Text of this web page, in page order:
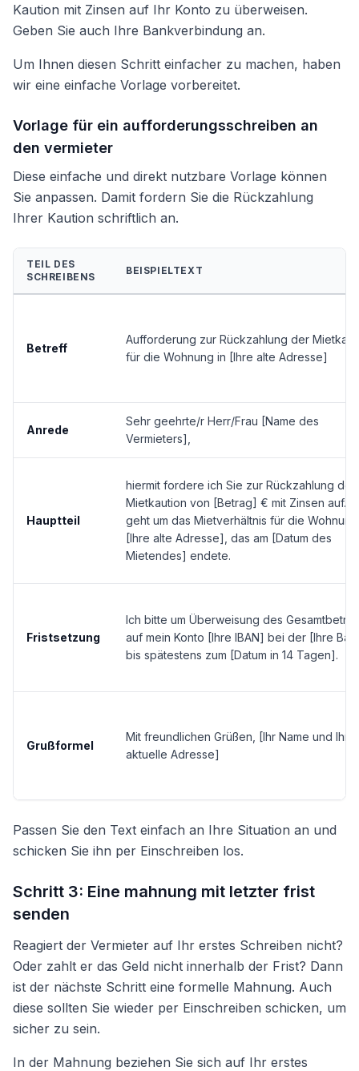
Kaution mit Zinsen auf Ihr Konto zu überweisen.
Geben Sie auch Ihre Bankverbindung an.
Um Ihnen diesen Schritt einfacher zu machen, haben
wir eine einfache Vorlage vorbereitet.
Vorlage für ein aufforderungsschreiben an
den vermieter
Diese einfache und direkt nutzbare Vorlage können
Sie anpassen. Damit fordern Sie die Rückzahlung
Ihrer Kaution schriftlich an.
TEIL DES
SCHREIBENS
BEISPIELTEXT
Betreff
Aufforderung zur Rückzahlung der
für die Wohnung in [Ihre alte Adresse]
Anrede
Sehr geehrte/r Herr/Frau [Name des
Vermieters],
Hauptteil
hiermit fordere ich Sie zur Rückzahlung der
Mietkaution von [Betrag] € mit Zinsen auf.
geht um das Mietverhältnis für die
[Ihre alte Adresse], das am [Datum des
Mietendes] endete.
Fristsetzung
Ich bitte um Überweisung des
auf mein Konto [Ihre IBAN] bei der [Ihre
bis spätestens zum [Datum in 14 Tagen].
Grußformel
Mit freundlichen Grüßen, [Ihr Name und Ihre
aktuelle Adresse]
Passen Sie den Text einfach an Ihre Situation an und
schicken Sie ihn per Einschreiben los.
Schritt 3: Eine mahnung mit letzter frist
senden
Reagiert der Vermieter auf Ihr erstes Schreiben nicht?
Oder zahlt er das Geld nicht innerhalb der Frist? Dann
ist der nächste Schritt eine formelle Mahnung. Auch
diese sollten Sie wieder per Einschreiben schicken, um
sicher zu sein.
In der Mahnung beziehen Sie sich auf Ihr erstes